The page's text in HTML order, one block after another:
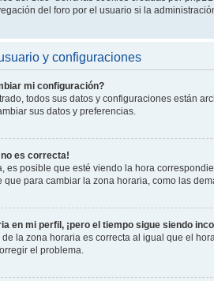
del foro por el usuario si la
y configuraciones
mi configuración?
todos sus datos y configuraciones están
sus datos y preferencias.
es correcta!
es posible que esté viendo la hora
que para cambiar la zona horaria, como las
en mi perfil, ¡pero el tiempo sigue siendo
la zona horaria es correcta al igual que el
el problema.